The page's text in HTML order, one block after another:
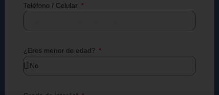
Teléfono / Celular
¿Eres menor de edad?